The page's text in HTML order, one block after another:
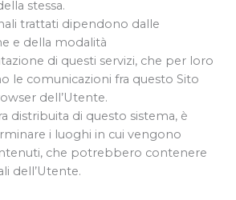
stessa.
trattati dipendono dalle
e della modalità
di questi servizi, che per loro
le comunicazioni fra questo Sito
dell’Utente.
distribuita di questo sistema, è
i luoghi in cui vengono
che potrebbero contenere
dell’Utente.